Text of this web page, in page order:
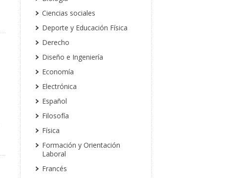
Ciencias sociales
Deporte y Educación Física
Derecho
Diseño e Ingeniería
Economía
Electrónica
Español
Filosofía
Física
Formación y Orientación
Laboral
Francés